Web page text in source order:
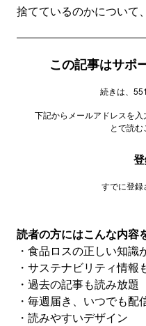
捨てているのかについて
この記事はサポ
続きは、
下記からメールアドレスを
とで読
すでに登録
読者の方にはこんな内容
・食品ロスの正しい知識
・サステナビリティ情報
・過去の記事も読み放題
・毎週届き、いつでも配
・読みやすいデザイン